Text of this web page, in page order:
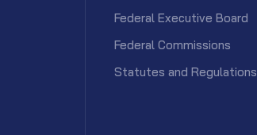
Federal Executive Board
Federal Commissions
Statutes and Regulations